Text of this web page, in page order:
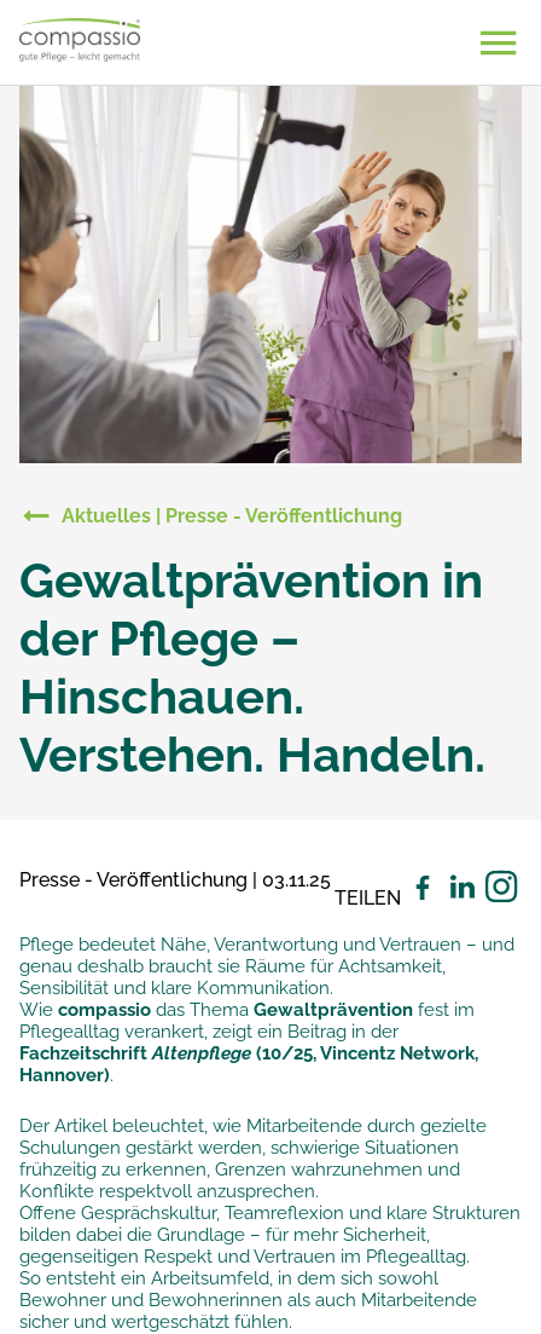
content
Aktuelles | Presse - Veröffentlichung
Gewaltprävention in
der Pflege –
Hinschauen.
Verstehen. Handeln.
Presse - Veröffentlichung | 03.11.25
TEILEN
Pflege bedeutet Nähe, Verantwortung und Vertrauen – und
genau deshalb braucht sie Räume für Achtsamkeit,
Sensibilität und klare Kommunikation.
Wie compassio das Thema Gewaltprävention fest im
Pflegealltag verankert, zeigt ein Beitrag in der
FachzeitschriftAltenpflege (10/25, Vincentz Network,
Hannover).
Der Artikel beleuchtet, wie Mitarbeitende durch gezielte
Schulungen gestärkt werden, schwierige Situationen
frühzeitig zu erkennen, Grenzen wahrzunehmen und
Konflikte respektvoll anzusprechen.
Offene Gesprächskultur, Teamreflexion und klare Strukturen
bilden dabei die Grundlage – für mehr Sicherheit,
gegenseitigen Respekt und Vertrauen im Pflegealltag.
So entsteht ein Arbeitsumfeld, in dem sich sowohl
Bewohner und Bewohnerinnen als auch Mitarbeitende
sicher und wertgeschätzt fühlen.